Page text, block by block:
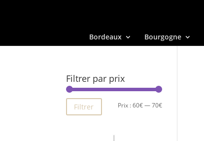
Bordeaux Bourgogne
Filtrer par prix
Prix
Prix
Filtrer Prix :60€—70€